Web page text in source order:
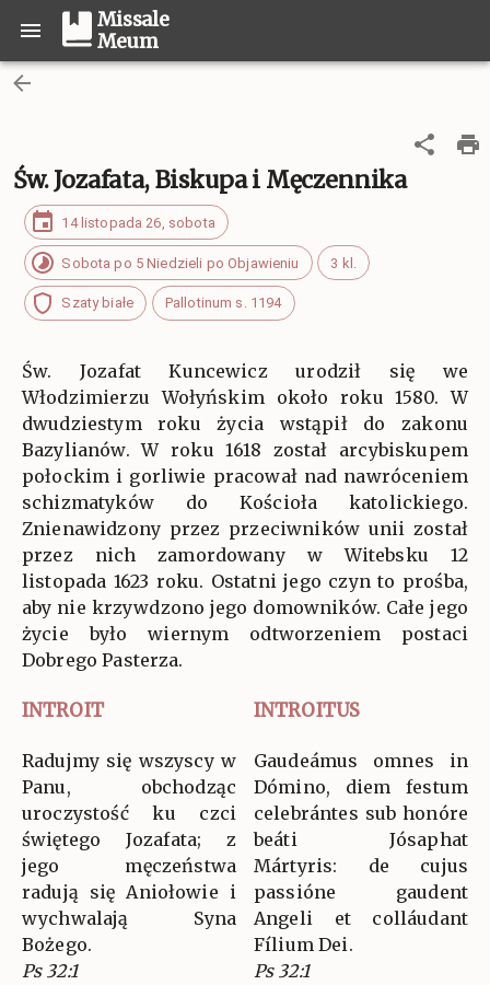
Missale
Meum
Św. Jozafata, Biskupa i Męczennika
14 listopada 26, sobota
Sobota po 5 Niedzieli po Objawieniu 3 kl.
Szaty białe Pallotinum s. 1194
Św. Jozafat Kuncewicz urodził się we
Włodzimierzu Wołyńskim około roku 1580. W
dwudziestym roku życia wstąpił do zakonu
Bazylianów. W roku 1618 został arcybiskupem
połockim i gorliwie pracował nad nawróceniem
schizmatyków do Kościoła katolickiego.
Znienawidzony przez przeciwników unii został
przez nich zamordowany w Witebsku 12
listopada 1623 roku. Ostatni jego czyn to prośba,
aby nie krzywdzono jego domowników. Całe jego
życie było wiernym odtworzeniem postaci
Dobrego Pasterza.
INTROIT INTROITUS
Radujmy się wszyscy w
Panu, obchodząc
uroczystość ku czci
świętego Jozafata; z
jego męczeństwa
radują się Aniołowie i
wychwalają Syna
Bożego.
Ps 32:1
Gaudeámus omnes in
Dómino, diem festum
celebrántes sub honóre
beáti Jósaphat
Mártyris: de cujus
passióne gaudent
Angeli et colláudant
Fílium Dei.
Ps 32:1